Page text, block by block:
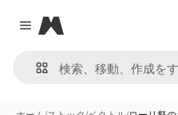
Close menu
Magnific